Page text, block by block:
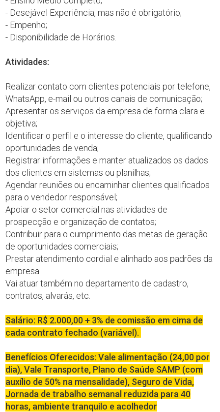
- Desejável Experiência, mas não é obrigatório;
- Empenho;
- Disponibilidade de Horários.
Atividades:
Realizar contato com clientes potenciais por telefone,
WhatsApp, e-mail ou outros canais de comunicação;
Apresentar os serviços da empresa de forma clara e
objetiva;
Identificar o perfil e o interesse do cliente, qualificando
oportunidades de venda;
Registrar informações e manter atualizados os dados
dos clientes em sistemas ou planilhas;
Agendar reuniões ou encaminhar clientes qualificados
para o vendedor responsável;
Apoiar o setor comercial nas atividades de
prospecção e organização de contatos;
Contribuir para o cumprimento das metas de geração
de oportunidades comerciais;
Prestar atendimento cordial e alinhado aos padrões da
empresa.
Vai atuar também no departamento de cadastro,
contratos, alvarás, etc.
Salário: R$ 2.000,00 + 3% de comissão em cima de
cada contrato fechado (variável).
Benefícios Oferecidos: Vale alimentação (24,00 por
dia), Vale Transporte, Plano de Saúde SAMP (com
auxílio de 50% na mensalidade), Seguro de Vida,
Jornada de trabalho semanal reduzida para 40
horas, ambiente tranquilo e acolhedor